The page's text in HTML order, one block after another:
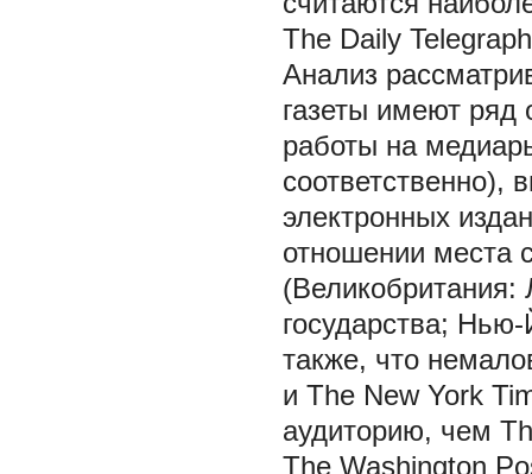
The Daily
Анализ
газеты имеют ряд
работы на
соответственно),
электронных
отношении места
государства;
также, что
и The New York
аудиторию, чем
The Washington